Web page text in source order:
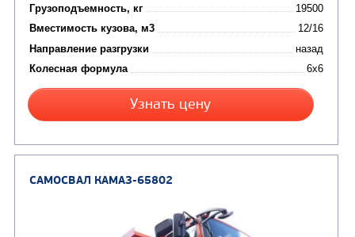
от 5 100 000₽
Производитель
Экологический класс
Грузоподъемность, кг
Направление разгрузки
Колесная формула
Заказать